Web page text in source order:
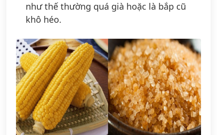
như thế thường quá già hoặc là bắp cũ
khô héo.